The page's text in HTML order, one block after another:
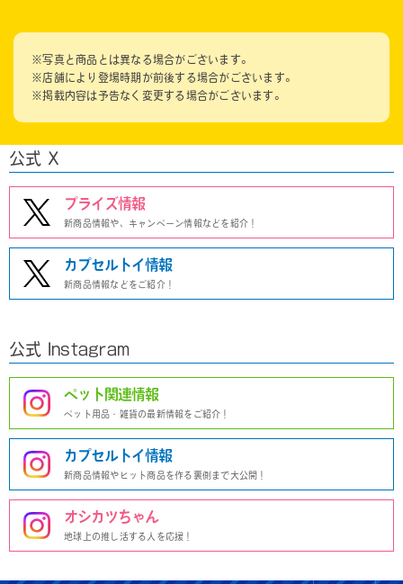
※写真と商品とは異なる場合がございます。
※店舗により登場時期が前後する場合がございます。
※掲載内容は予告なく変更する場合がございます。
公式 X
プライズ情報
新商品情報や、キャンペーン情報などを紹介！
カプセルトイ情報
新商品情報などをご紹介！
公式 Instagram
ペット関連情報
ペット用品・雑貨の最新情報をご紹介！
カプセルトイ情報
新商品情報やヒット商品を作る裏側まで大公開！
オシカツちゃん
地球上の推し活する人を応援！